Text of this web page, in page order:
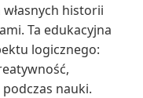
historii
Ta edukacyjna
logicznego:
nauki.